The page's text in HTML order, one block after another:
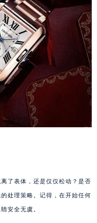
了表体，还是仅仅松动？是否
处理策略。记得，在开始任何
安全无虞。